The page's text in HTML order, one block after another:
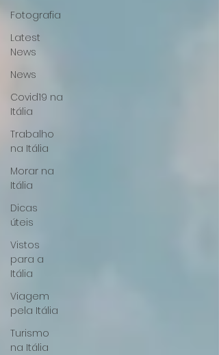
Fotografia
Latest
News
News
Covid19 na
Itália
Trabalho
na Itália
Morar na
Itália
Dicas
úteis
Vistos
para a
Itália
Viagem
pela Itália
Turismo
na Itália